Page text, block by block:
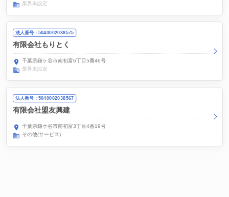
業界未設定
法人番号：5040002038575
有限会社もりとく
千葉県鎌ケ谷市南初富6丁目5番46号
業界未設定
法人番号：5040002038567
有限会社盟友興建
千葉県鎌ケ谷市南初富3丁目4番19号
その他(サービス)